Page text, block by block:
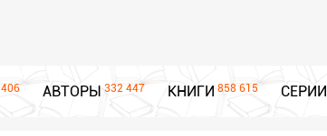
406 АВТОРЫ 332 447 КНИГИ 858 615 СЕРИИ